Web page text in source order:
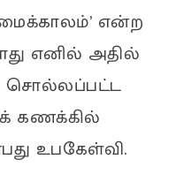
என்ற
எனில் அதில்
சொல்லப்பட்ட
கணக்கில்
உபகேள்வி.